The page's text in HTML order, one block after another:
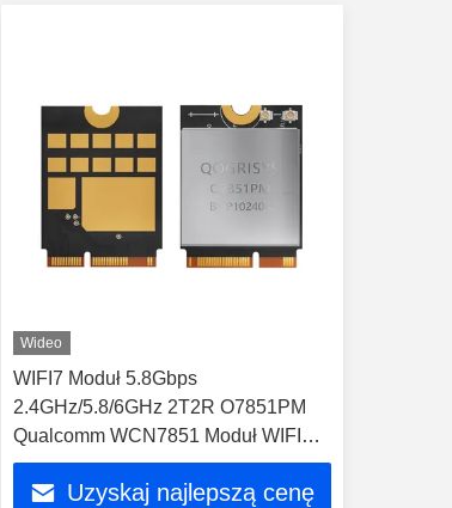
Wideo
WIFI7 Moduł 5.8Gbps
2.4GHz/5.8/6GHz 2T2R O7851PM
Qualcomm WCN7851 Moduł WIFI
BT5.4
Uzyskaj najlepszą cenę